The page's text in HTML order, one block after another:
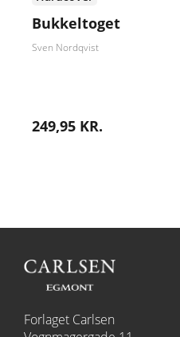
Bukkeltoget
Sven Nordqvist
249,95 KR.
Forlaget Carlsen